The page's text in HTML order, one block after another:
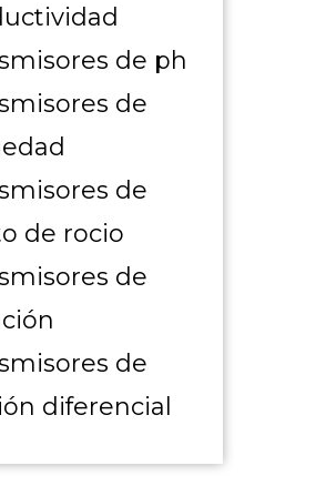
de ph
de
de
de rocio
de
de
diferencial